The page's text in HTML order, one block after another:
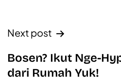
Next post
Bosen? Ikut Nge-
dari Rumah Yuk!